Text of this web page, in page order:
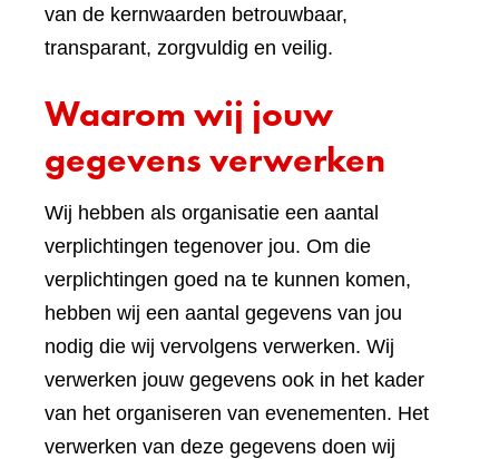
van de kernwaarden betrouwbaar,
transparant, zorgvuldig en veilig.
Waarom wij jouw
gegevens verwerken
Wij hebben als organisatie een aantal
verplichtingen tegenover jou. Om die
verplichtingen goed na te kunnen komen,
hebben wij een aantal gegevens van jou
nodig die wij vervolgens verwerken. Wij
verwerken jouw gegevens ook in het kader
van het organiseren van evenementen. Het
verwerken van deze gegevens doen wij